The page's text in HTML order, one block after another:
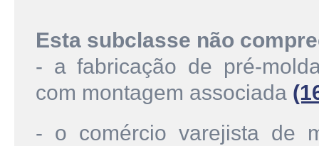
Esta subclasse não
- a fabricação de pré-
com montagem associada
- o comércio varejista de